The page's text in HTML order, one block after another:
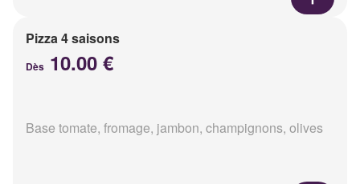
Pizza 4 saisons
Dès 10.00 €
Base tomate, fromage, jambon, champignons, olives